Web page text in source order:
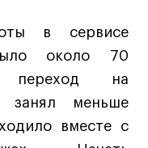
в сервисе
около 70
переход на
занял меньше
вместе с